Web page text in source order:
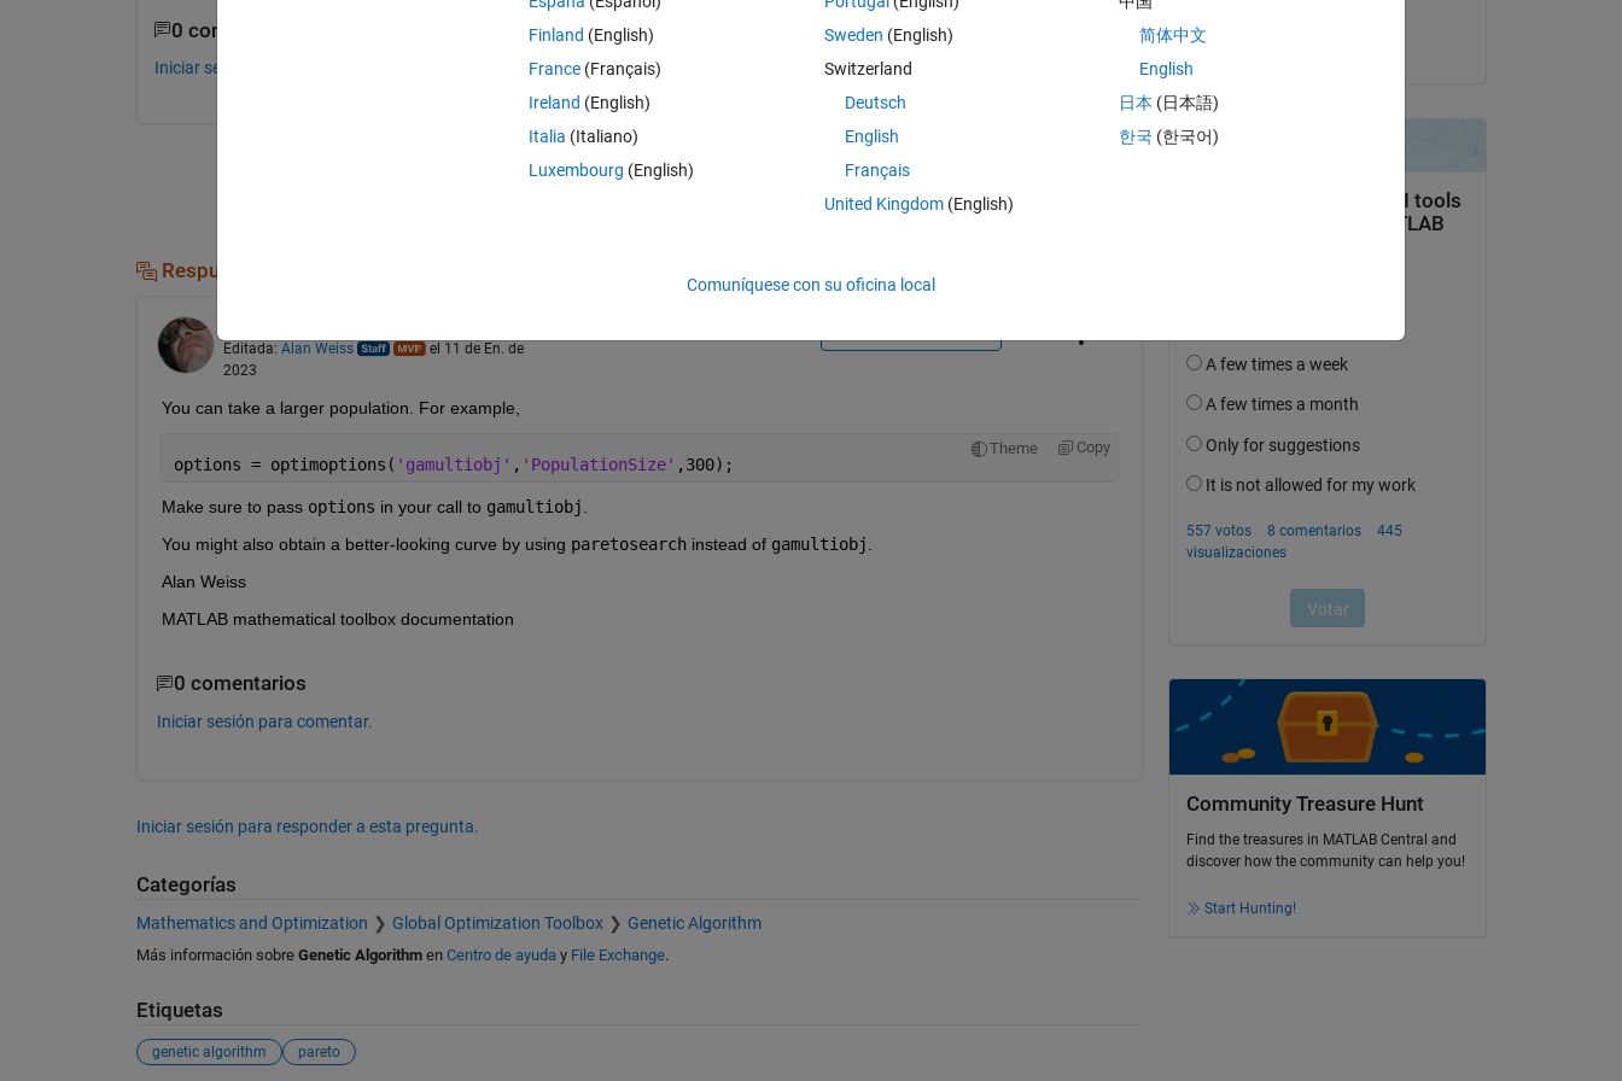
0 comentarios
Iniciar sesión para comentar.
Iniciar sesión para responder a esta pregunta.
CompartirIniciar sesión para seguir la actividad
Respuestas (1)
Editada: Alan Weiss
el 11 de En. de
2023
You can take a larger population. For example,
Theme Copy
options = optimoptions( 'gamultiobj' , 'PopulationSize' ,300);
Make sure to pass options in your call to gamultiobj.
You might also obtain a better-looking curve by using paretosearch instead of gamultiobj.
Alan Weiss
MATLAB mathematical toolbox documentation
0 comentarios
Iniciar sesión para comentar.
Iniciar sesión para responder a esta pregunta.
Categorías
Mathematics and Optimization Global Optimization Toolbox Genetic Algorithm
Más información sobre Genetic Algorithmen Centro de ayuday File Exchange.
Etiquetas
genetic algorithm pareto
el 11 de En. de 2023
Community Treasure Hunt
Find the treasures in MATLAB Central and
discover how the community can help you!
Start Hunting!
Finland (English)
France (Français)
Ireland (English)
Italia (Italiano)
Luxembourg (English)
Sweden (English)
Switzerland
Deutsch
English
Français
United Kingdom(English)
简体中文
English
日本 (日本語)
한국 (한국어)
Comuníquese con su oficina local